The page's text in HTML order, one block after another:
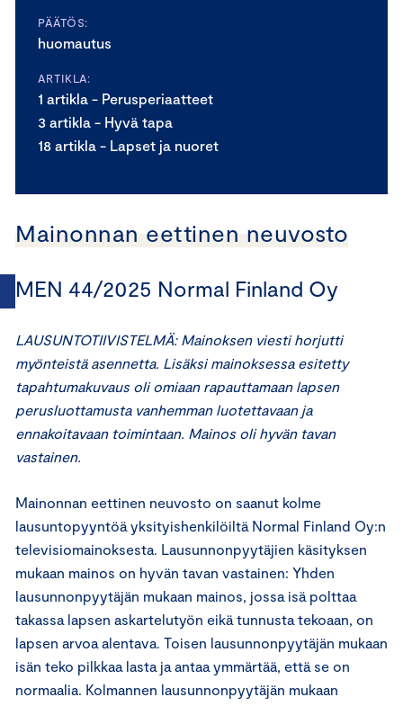
PÄÄTÖS:
huomautus
ARTIKLA:
1 artikla - Perusperiaatteet
3 artikla - Hyvä tapa
18 artikla - Lapset ja nuoret
Mainonnan eettinen neuvosto
MEN 44/2025 Normal Finland Oy
LAUSUNTOTIIVISTELMÄ: Mainoksen viesti horjutti
myönteistä asennetta. Lisäksi mainoksessa esitetty
tapahtumakuvaus oli omiaan rapauttamaan lapsen
perusluottamusta vanhemman luotettavaan ja
ennakoitavaan toimintaan. Mainos oli hyvän tavan
vastainen.
Mainonnan eettinen neuvosto on saanut kolme
lausuntopyyntöä yksityishenkilöiltä Normal Finland Oy:n
televisiomainoksesta. Lausunnonpyytäjien käsityksen
mukaan mainos on hyvän tavan vastainen: Yhden
lausunnonpyytäjän mukaan mainos, jossa isä polttaa
takassa lapsen askartelutyön eikä tunnusta tekoaan, on
lapsen arvoa alentava. Toisen lausunnonpyytäjän mukaan
isän teko pilkkaa lasta ja antaa ymmärtää, että se on
normaalia. Kolmannen lausunnonpyytäjän mukaan